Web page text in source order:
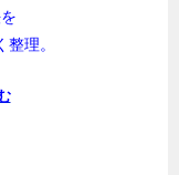
理。